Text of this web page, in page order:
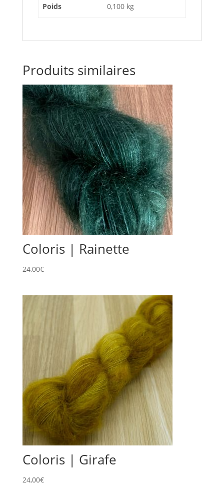
Poids 0,100 kg
Produits similaires
Coloris | Rainette
24,00€
Coloris | Girafe
24,00€